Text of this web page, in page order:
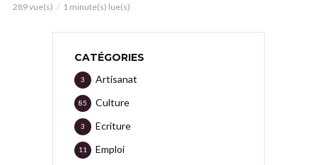
289 vue(s) 1 minute(s) lue(s)
CATÉGORIES
Artisanat
3
Culture
85
Ecriture
3
Emploi
11